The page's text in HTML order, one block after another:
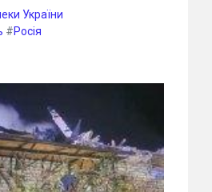
України
#Росія